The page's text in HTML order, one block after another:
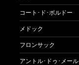
コート･ド･ボルドー
メドック
フロンサック
アントル･ドゥ･メール